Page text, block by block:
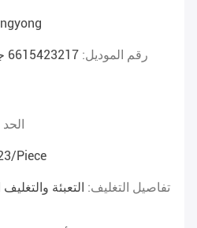
رقم الموديل:
piece
تفاصيل التغليف: التعبئة